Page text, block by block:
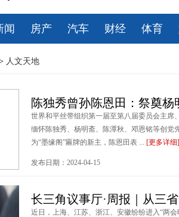
闻 房产 汽车 财经 体育
人文天地
陈独秀曾孙陈恩田：祭奠
世界和平丝带组织第一届至第八届委员会主席
缅怀陈独秀、杨明斋、陈潭秋、邓恩铭等创党
为“墨缘阁”匾牌的新主，陈恩田表 ... [更多详细]
发布日期：2024-04-15
长三角议事厅·周报｜从三
近日，上海、江苏、浙江、安徽纷纷进入“两